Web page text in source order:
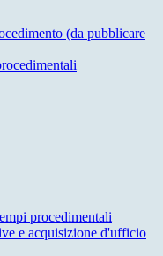
(da pubblicare
procedimentali
e acquisizione d'ufficio